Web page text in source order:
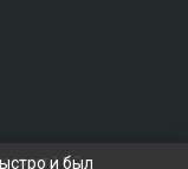
11 С,
и был